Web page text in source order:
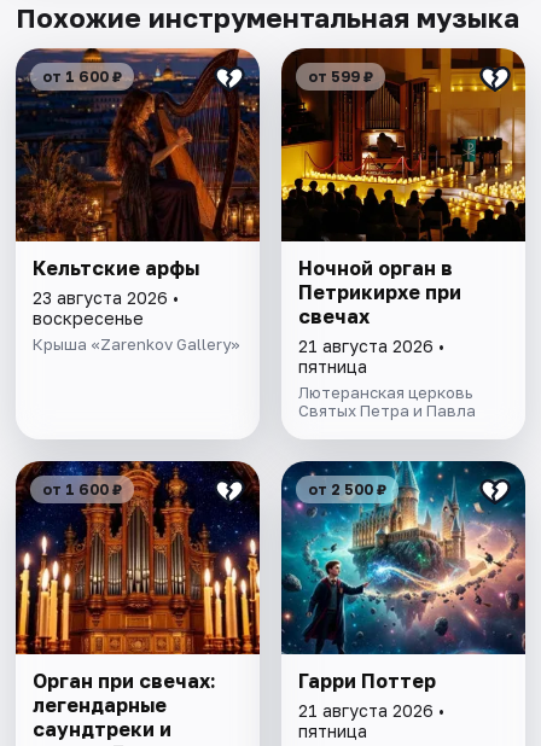
Похожие инструментальная музыка
от 1 600 ₽
Кельтские арфы
23 августа 2026 •
воскресенье
Крыша «Zarenkov Gallery»
от 599 ₽
Ночной орган в
Петрикирхе при
свечах
21 августа 2026 •
пятница
Лютеранская церковь
Святых Петра и Павла
от 1 600 ₽
Орган при свечах:
легендарные
саундтреки и
от 2 500 ₽
Гарри Поттер
21 августа 2026 •
пятница